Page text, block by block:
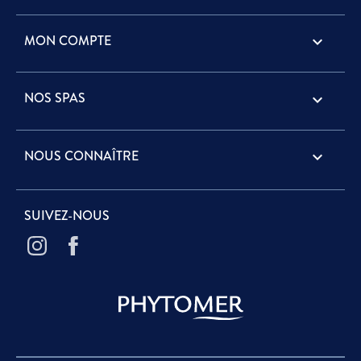
MON COMPTE 
NOS SPAS 
NOUS CONNAÎTRE 
SUIVEZ-NOUS